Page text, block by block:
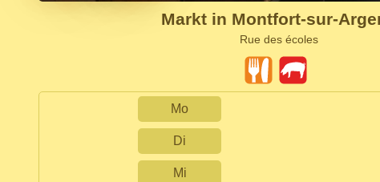
Markt in Montfort-sur-
Rue des écoles
Mo
Di
Mi